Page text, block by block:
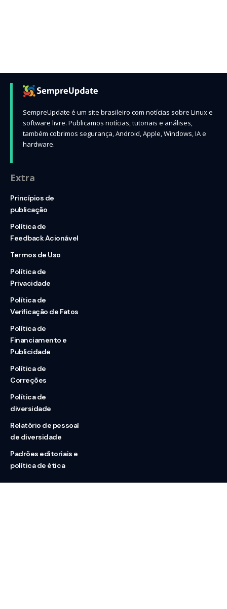
SempreUpdate é um site brasileiro com notícias sobre Linux e
software livre. Publicamos notícias, tutoriais e análises,
também cobrimos segurança, Android, Apple, Windows, IA e
hardware.
Extra
Princípios de
publicação
Política de
Feedback Acionável
Termos de Uso
Política de
Privacidade
Política de
Verificação de Fatos
Política de
Financiamento e
Publicidade
Política de
Correções
Política de
diversidade
Relatório de pessoal
de diversidade
Padrões editoriais e
política de ética